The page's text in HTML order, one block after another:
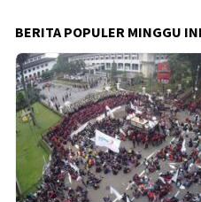
BERITA POPULER MINGGU INI